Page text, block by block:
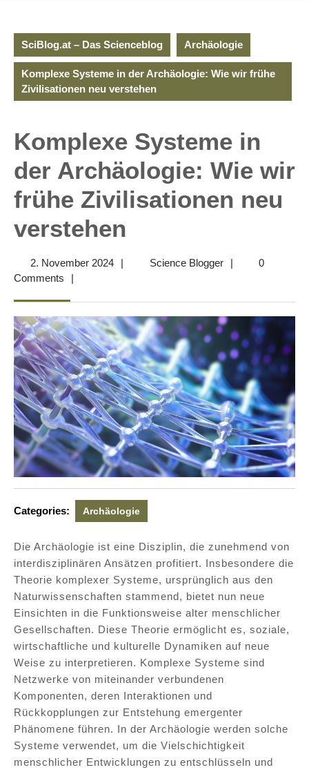
SciBlog.at – Das Scienceblog Archäologie
Komplexe Systeme in der Archäologie: Wie wir frühe
Zivilisationen neu verstehen
Komplexe Systeme in
der Archäologie: Wie wir
frühe Zivilisationen neu
verstehen
2. November 20242. | Science BloggerScience
|
0
Comments
|
Categories: Archäologie
Die Archäologie ist eine Disziplin, die zunehmend von
interdisziplinären Ansätzen profitiert. Insbesondere die
Theorie komplexer Systeme, ursprünglich aus den
Naturwissenschaften stammend, bietet nun neue
Einsichten in die Funktionsweise alter menschlicher
Gesellschaften. Diese Theorie ermöglicht es, soziale,
wirtschaftliche und kulturelle Dynamiken auf neue
Weise zu interpretieren. Komplexe Systeme sind
Netzwerke von miteinander verbundenen
Komponenten, deren Interaktionen und
Rückkopplungen zur Entstehung emergenter
Phänomene führen. In der Archäologie werden solche
Systeme verwendet, um die Vielschichtigkeit
menschlicher Entwicklungen zu entschlüsseln und